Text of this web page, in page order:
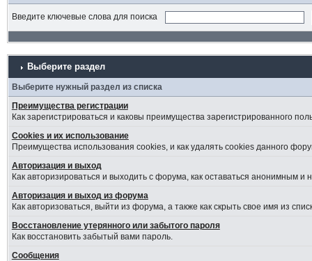
Введите ключевые слова для поиска
Выберите раздел
Выберите нужный раздел из списка
Преимущества регистрации
Как зарегистрироваться и каковы преимущества зарегистрированного
Cookies и их использование
Преимущества использования cookies, и как удалять cookies данного
Авторизация и выход
Как авторизироваться и выходить с форума, как оставаться анонимным
Авторизация и выход из форума
Как авторизоваться, выйти из форума, а также как скрыть свое имя из
Восстановление утерянного или забытого пароля
Как восстановить забытый вами пароль.
Сообщения